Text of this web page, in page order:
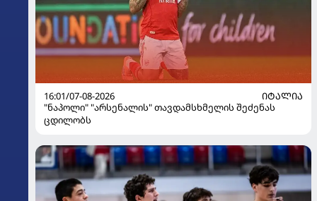
16:01/07-08-2026
ᲘᲢᲐᲚᲘᲐ
"ნაპოლი" "არსენალის" თავდამსხმელის შეძენას
ცდილობს